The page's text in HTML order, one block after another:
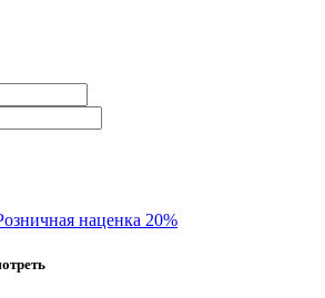
наценка 20%